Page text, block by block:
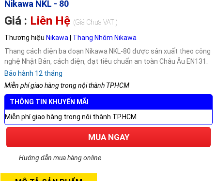
Nikawa NKL - 80
Giá : Liên Hệ (Giá Chưa VAT )
Thương hiệu Nikawa
Thang Nhôm Nikawa
Thang cách điện ba đoạn Nikawa NKL-80 được sản xuất theo công
nghệ Nhật Bản, cách điện, đạt tiêu chuẩn an toàn Châu Âu EN131.
Bảo hành 12 tháng
Miễn phí giao hàng trong nội thành TPHCM
THÔNG TIN KHUYẾN MÃI
Miễn phí giao hàng trong nội thành TP.HCM
MUA NGAY
Hướng dẫn mua hàng online